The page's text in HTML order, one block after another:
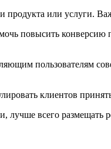
продукта или услуги.
повысить
пользователям
клиентов
лучше всего